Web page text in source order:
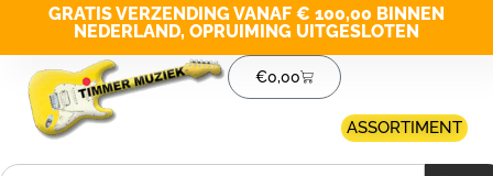
GRATIS VERZENDING VANAF € 100,00 BINNEN
NEDERLAND, OPRUIMING UITGESLOTEN
€0,00
ASSORTIMENT